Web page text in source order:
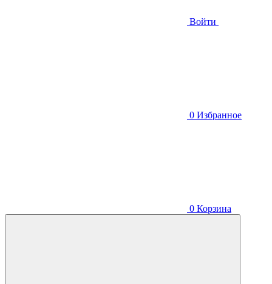
Войти
0 Избранное
0 Корзина